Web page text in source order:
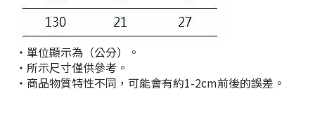
・單位顯示為（公分）。
・所示尺寸僅供參考。
・商品物質特性不同，可能會有約1-2cm前後的誤差。